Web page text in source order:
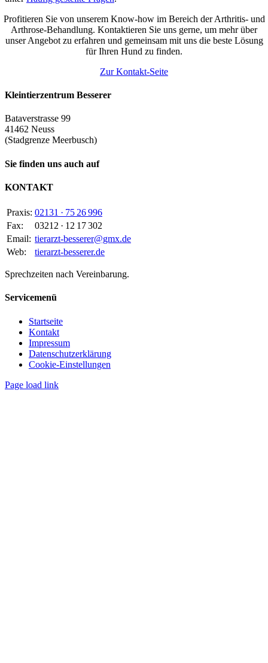
Profitieren Sie von unserem Know-how im Bereich der Arthritis- und
Arthrose-Behandlung. Kontaktieren Sie uns gerne, um mehr über
unser Angebot zu erfahren und gemeinsam mit uns die beste Lösung
für Ihren Hund zu finden.
Zur Kontakt-Seite
Kleintierzentrum Besserer
Bataverstrasse 99
41462 Neuss
(Stadgrenze Meerbusch)
Sie finden uns auch auf
KONTAKT
Praxis: 02131 · 75 26 996
Fax:
03212 · 12 17 302
Email: tierarzt-besserer@gmx.de
Web:
tierarzt-besserer.de
Sprechzeiten nach Vereinbarung.
Servicemenü
Startseite
Kontakt
Impressum
Datenschutzerklärung
Cookie-Einstellungen
Page load link